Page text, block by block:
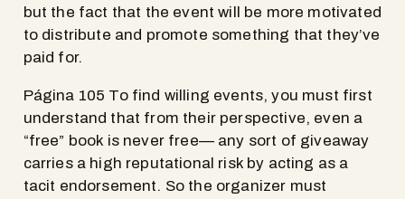
but the fact that the event will be more motivated
to distribute and promote something that they’ve
paid for.
Página 105 To find willing events, you must first
understand that from their perspective, even a
“free” book is never free— any sort of giveaway
carries a high reputational risk by acting as a
tacit endorsement. So the organizer must